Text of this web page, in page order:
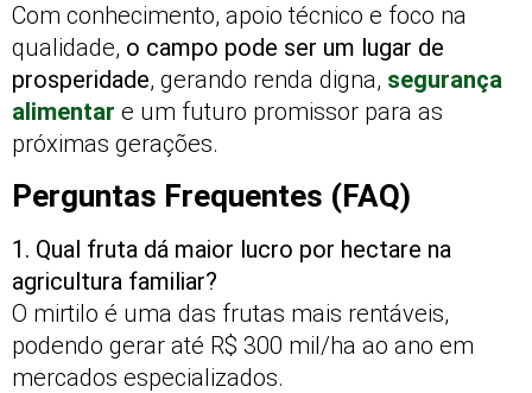
Com conhecimento, apoio técnico e foco na
qualidade, o campo pode ser um lugar de
prosperidade, gerando renda digna, segurança
alimentar e um futuro promissor para as
próximas gerações.
Perguntas Frequentes (FAQ)
1. Qual fruta dá maior lucro por hectare na
agricultura familiar?
O mirtilo é uma das frutas mais rentáveis,
podendo gerar até R$ 300 mil/ha ao ano em
mercados especializados.